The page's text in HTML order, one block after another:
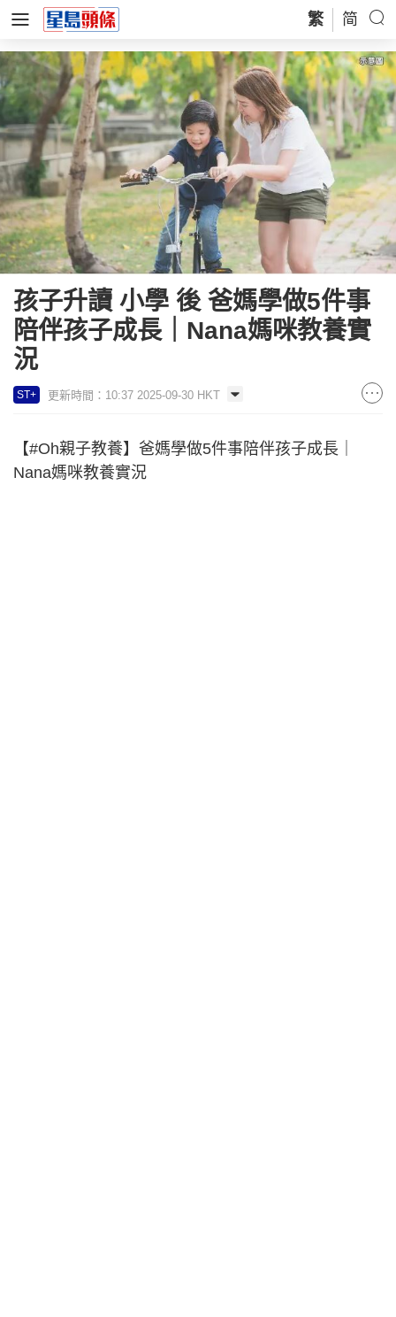
繁 简
孩子升讀 小學 後 爸媽學做5件事
陪伴孩子成長｜Nana媽咪教養實
況
ST+ 更新時間：10:37 2025-09-30 HKT
【#Oh親子教養】爸媽學做5件事陪伴孩子成長｜
Nana媽咪教養實況